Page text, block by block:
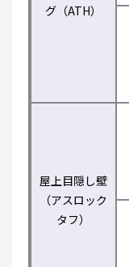
グ（ATH）
屋上目隠し壁
（アスロック
タフ）